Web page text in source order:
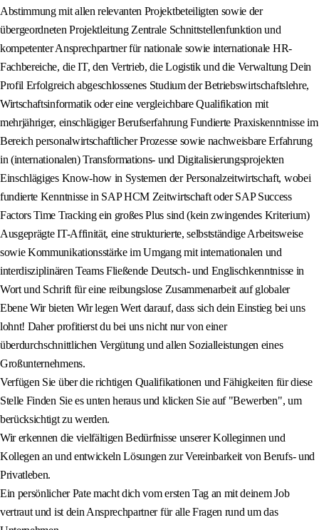
Abstimmung mit allen relevanten Projektbeteiligten sowie der
übergeordneten Projektleitung Zentrale Schnittstellenfunktion und
kompetenter Ansprechpartner für nationale sowie internationale HR-
Fachbereiche, die IT, den Vertrieb, die Logistik und die Verwaltung Dein
Profil Erfolgreich abgeschlossenes Studium der Betriebswirtschaftslehre,
Wirtschaftsinformatik oder eine vergleichbare Qualifikation mit
mehrjähriger, einschlägiger Berufserfahrung Fundierte Praxiskenntnisse im
Bereich personalwirtschaftlicher Prozesse sowie nachweisbare Erfahrung
in (internationalen) Transformations- und Digitalisierungsprojekten
Einschlägiges Know-how in Systemen der Personalzeitwirtschaft, wobei
fundierte Kenntnisse in SAP HCM Zeitwirtschaft oder SAP Success
Factors Time Tracking ein großes Plus sind (kein zwingendes Kriterium)
Ausgeprägte IT-Affinität, eine strukturierte, selbstständige Arbeitsweise
sowie Kommunikationsstärke im Umgang mit internationalen und
interdisziplinären Teams Fließende Deutsch- und Englischkenntnisse in
Wort und Schrift für eine reibungslose Zusammenarbeit auf globaler
Ebene Wir bieten Wir legen Wert darauf, dass sich dein Einstieg bei uns
lohnt! Daher profitierst du bei uns nicht nur von einer
überdurchschnittlichen Vergütung und allen Sozialleistungen eines
Großunternehmens.
Verfügen Sie über die richtigen Qualifikationen und Fähigkeiten für diese
Stelle Finden Sie es unten heraus und klicken Sie auf "Bewerben", um
berücksichtigt zu werden.
Wir erkennen die vielfältigen Bedürfnisse unserer Kolleginnen und
Kollegen an und entwickeln Lösungen zur Vereinbarkeit von Berufs- und
Privatleben.
Ein persönlicher Pate macht dich vom ersten Tag an mit deinem Job
vertraut und ist dein Ansprechpartner für alle Fragen rund um das